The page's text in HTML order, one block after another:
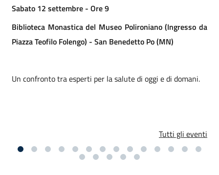
Sabato 12 settembre - Ore 9
Biblioteca Monastica del Museo Polironiano (Ingresso da
Piazza Teofilo Folengo) - San Benedetto Po (MN)
Un confronto tra esperti per la salute di oggi e di domani.
Tutti gli eventi